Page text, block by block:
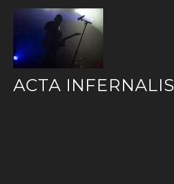
content
ACTA INFERNALIS